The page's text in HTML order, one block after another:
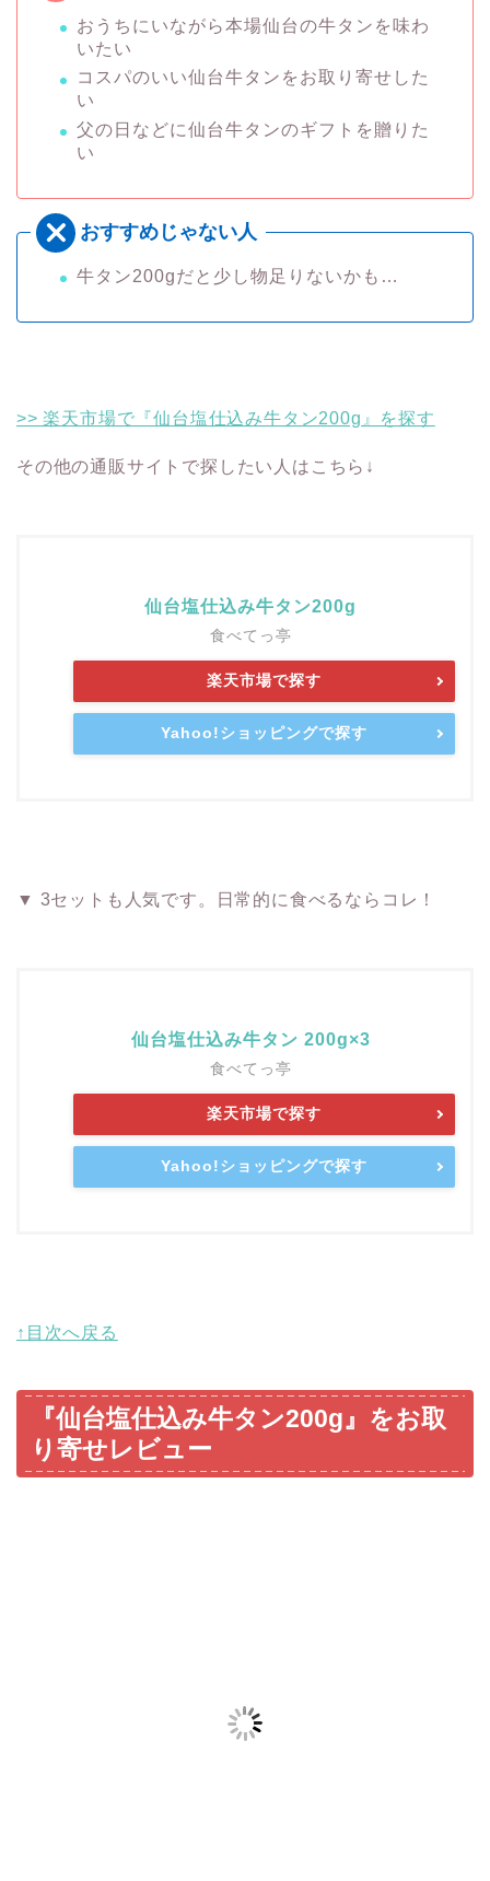
おうちにいながら本場仙台の牛タンを味わ
いたい
コスパのいい仙台牛タンをお取り寄せした
い
父の日などに仙台牛タンのギフトを贈りた
い
牛タン200gだと少し物足りないかも…
>> 楽天市場で『仙台塩仕込み牛タン200g』を探す
その他の通販サイトで探したい人はこちら↓
仙台塩仕込み牛タン200g
食べてっ亭
楽天市場で探す
Yahoo!ショッピングで探す
▼ 3セットも人気です。日常的に食べるならコレ！
仙台塩仕込み牛タン 200g×3
食べてっ亭
楽天市場で探す
Yahoo!ショッピングで探す
↑目次へ戻る
『仙台塩仕込み牛タン200g』をお取
り寄せレビュー